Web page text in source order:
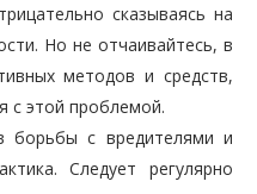
сказываясь на
Но не отчаивайтесь, в
методов и средств,
с этой проблемой.
борьбы с вредителями и
Следует регулярно